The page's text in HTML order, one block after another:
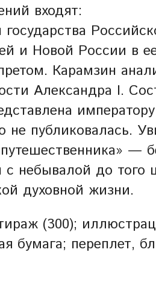
входят:
и Новой России в
Карамзин
Александра I.
не публиковалась.
—
небывалой до того
духовной жизни.
(300);
бумага; переплет,